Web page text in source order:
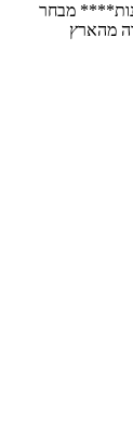
מבחר
מ-300 סוגי בירה מהארץ